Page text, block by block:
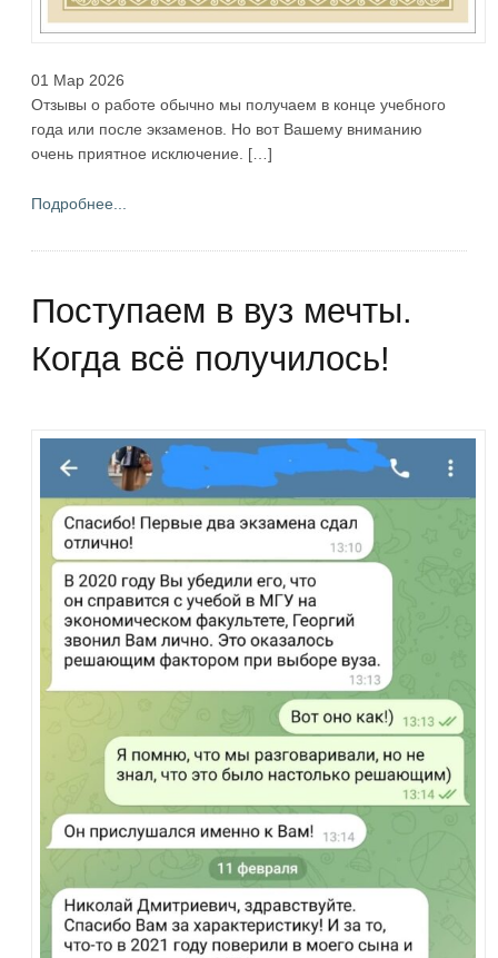
01 Мар 2026
Отзывы о работе обычно мы получаем в конце учебного
года или после экзаменов. Но вот Вашему вниманию
очень приятное исключение. […]
Подробнее...
Поступаем в вуз мечты.
Когда всё получилось!